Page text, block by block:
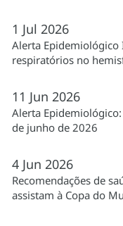
1 Jul 2026
Alerta Epidemiológico
respiratórios no
11 Jun 2026
Alerta
de junho de 2026
4 Jun 2026
Recomendações de
assistam à Copa do